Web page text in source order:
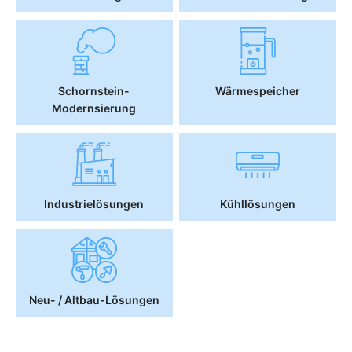
Schornstein-
Modernsierung
Wärmespeicher
Industrielösungen Kühllösungen
Neu- / Altbau-Lösungen